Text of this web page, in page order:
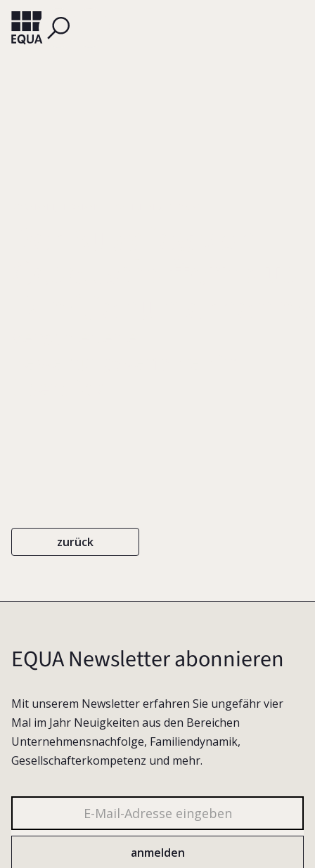
zurück
EQUA Newsletter abonnieren
Mit unserem Newsletter erfahren Sie ungefähr vier
Mal im Jahr Neuigkeiten aus den Bereichen
Unternehmensnachfolge, Familiendynamik,
Gesellschafterkompetenz und mehr.